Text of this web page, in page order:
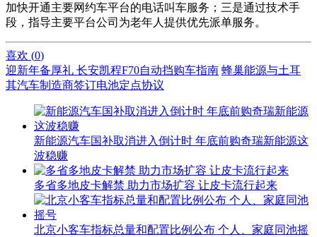
加快开通主要网约车平台的电话叫车服务；三是通过技术手
段，指导主要平台公司为老年人提供优先派单服务。
喜欢 (0)
迎新年备厚礼 长安凯程F70自动挡购车指南 蜂巢能源与土耳
其汽车制造商签订电池定点协议
新能源汽车国补取消进入倒计时 年底前购奇瑞新能源这
波稳赚
多省多地皮卡解禁 助力市场扩容 让皮卡流行起来
北京小客车指标总量和配置比例公布 个人、家庭同池摇